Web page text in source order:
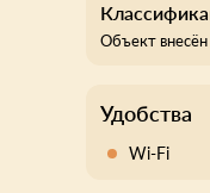
Объект
Удобства
Wi-Fi